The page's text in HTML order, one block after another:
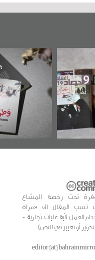
لمعتقل
تصدر عن
البحرين»
حصاد 2017
تحت رخصة المشاع
3.0 (يتوجب نسب المقال الى «مراة
العمل لأية غايات تجارية -
أو تغيير في النص)